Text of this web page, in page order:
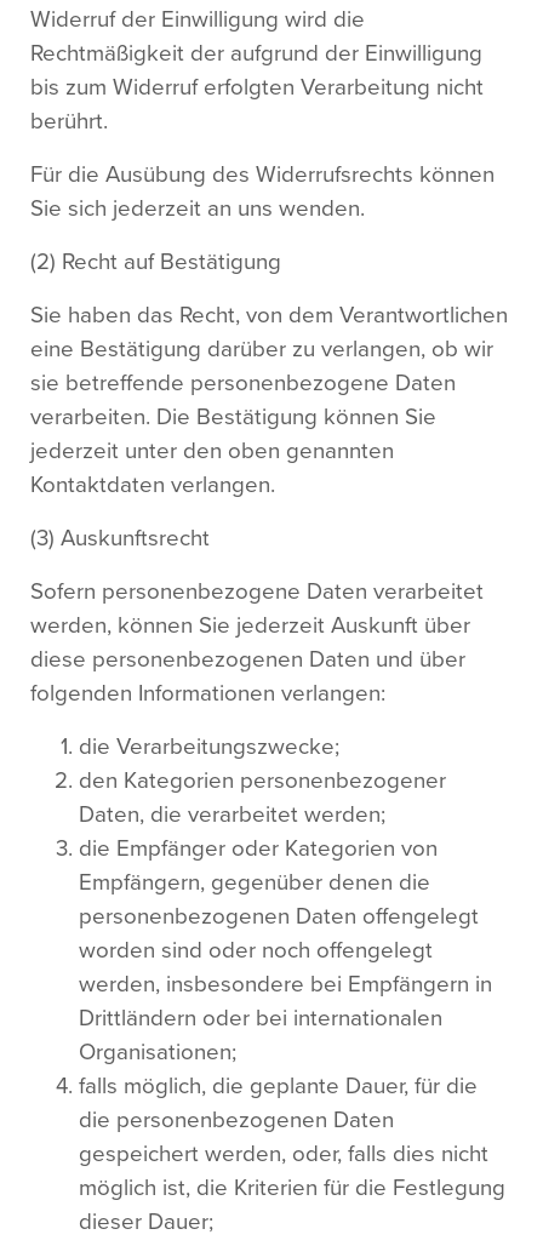
Widerruf der Einwilligung wird die
Rechtmäßigkeit der aufgrund der Einwilligung
bis zum Widerruf erfolgten Verarbeitung nicht
berührt.
Für die Ausübung des Widerrufsrechts können
Sie sich jederzeit an uns wenden.
(2) Recht auf Bestätigung
Sie haben das Recht, von dem Verantwortlichen
eine Bestätigung darüber zu verlangen, ob wir
sie betreffende personenbezogene Daten
verarbeiten. Die Bestätigung können Sie
jederzeit unter den oben genannten
Kontaktdaten verlangen.
(3) Auskunftsrecht
Sofern personenbezogene Daten verarbeitet
werden, können Sie jederzeit Auskunft über
diese personenbezogenen Daten und über
folgenden Informationen verlangen:
die Verarbeitungszwecke;
den Kategorien personenbezogener
Daten, die verarbeitet werden;
die Empfänger oder Kategorien von
Empfängern, gegenüber denen die
personenbezogenen Daten offengelegt
worden sind oder noch offengelegt
werden, insbesondere bei Empfängern in
Drittländern oder bei internationalen
Organisationen;
falls möglich, die geplante Dauer, für die
die personenbezogenen Daten
gespeichert werden, oder, falls dies nicht
möglich ist, die Kriterien für die Festlegung
dieser Dauer;